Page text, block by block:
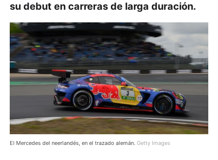
su debut en carreras de larga duración.
El Mercedes del neerlandés, en el trazado alemán. Getty Images